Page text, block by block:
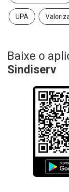
UPA
Baixe o
Sindiserv